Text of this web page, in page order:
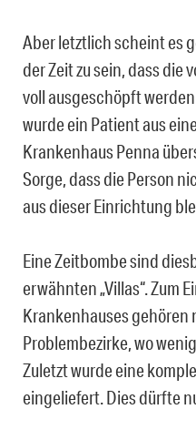
Aber letztlich scheint es
der Zeit zu sein, dass die
voll ausgeschöpft
wurde ein Patient aus
Krankenhaus Penna
Sorge, dass die Person
aus dieser Einrichtung
Eine Zeitbombe sind
erwähnten „Villas“. Zum
Krankenhauses gehören
Problembezirke, wo
Zuletzt wurde eine
eingeliefert. Dies dürfte